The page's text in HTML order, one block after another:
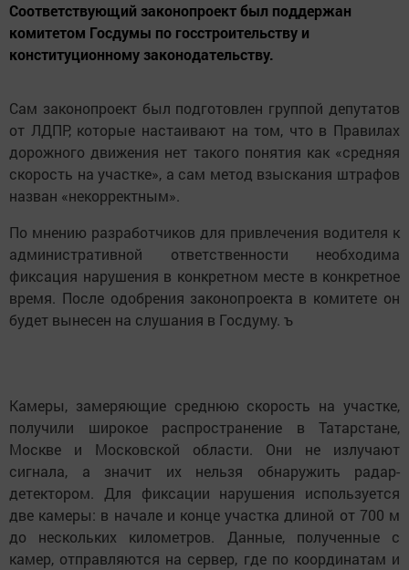
Соответствующий законопроект был поддержан
комитетом Госдумы по госстроительству и
конституционному законодательству.
Сам законопроект был подготовлен группой депутатов
от ЛДПР, которые настаивают на том, что в Правилах
дорожного движения нет такого понятия как «средняя
скорость на участке», а сам метод взыскания штрафов
назван «некорректным».
По мнению разработчиков для привлечения водителя к
административной ответственности необходима
фиксация нарушения в конкретном месте в конкретное
время. После одобрения законопроекта в комитете он
будет вынесен на слушания в Госдуму. ъ
Камеры, замеряющие среднюю скорость на участке,
получили широкое распространение в Татарстане,
Москве и Московской области. Они не излучают
сигнала, а значит их нельзя обнаружить радар-
детектором. Для фиксации нарушения используется
две камеры: в начале и конце участка длиной от 700 м
до нескольких километров. Данные, полученные с
камер, отправляются на сервер, где по координатам и